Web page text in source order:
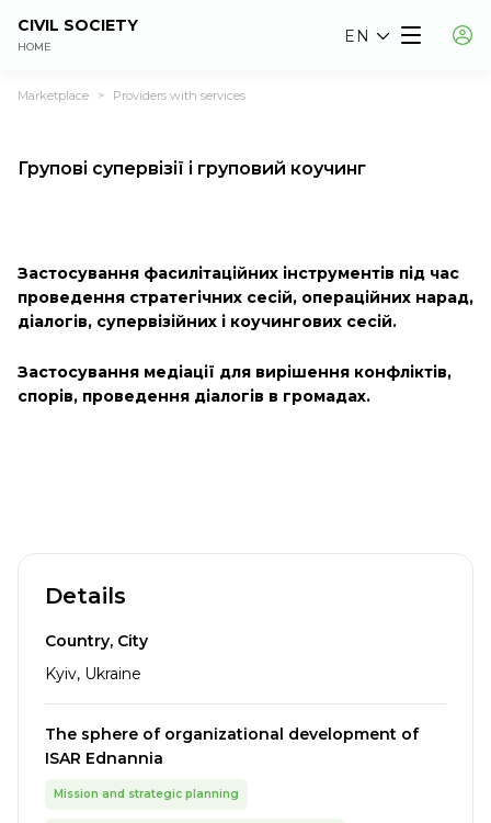
CIVIL SOCIETY
HOME
EN
Marketplace > Providers with services
Групові супервізії і груповий коучинг
Застосування фасилітаційних інструментів під час
проведення стратегічних сесій, операційних нарад,
діалогів, супервізійних і коучингових сесій.
Застосування медіації для вирішення конфліктів,
спорів, проведення діалогів в громадах.
Details
Country, City
Kyiv, Ukraine
The sphere of organizational development of
ISAR Ednannia
Mission and strategic planning